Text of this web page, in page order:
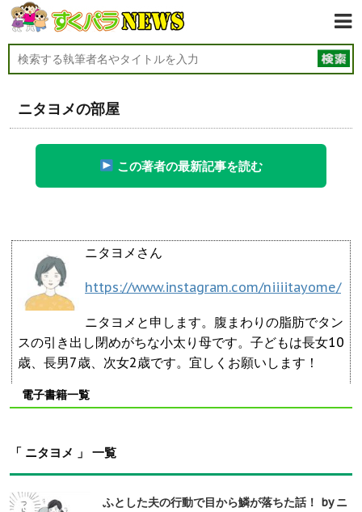
ニタヨメの部屋
この著者の最新記事を読む
ニタヨメさん
https://www.instagram.com/niiiitayome/
ニタヨメと申します。腹まわりの脂肪でタン
スの引き出し閉めがちな小太り母です。子どもは長女10
歳、長男7歳、次女2歳です。宜しくお願いします！
電子書籍一覧
「 ニタヨメ 」 一覧
ふとした夫の行動で目から鱗が落ちた話！ by ニ